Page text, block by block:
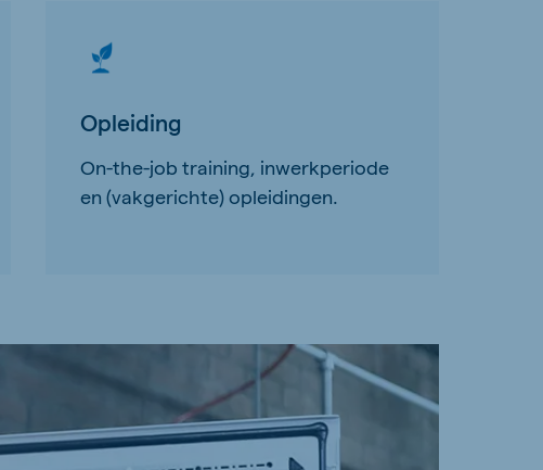
Opleiding
On-the-job training, inwerkperiode
en (vakgerichte) opleidingen.